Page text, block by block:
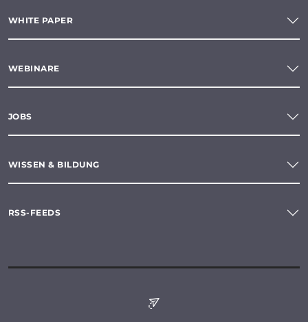
WHITE PAPER
WEBINARE
JOBS
WISSEN & BILDUNG
RSS-FEEDS